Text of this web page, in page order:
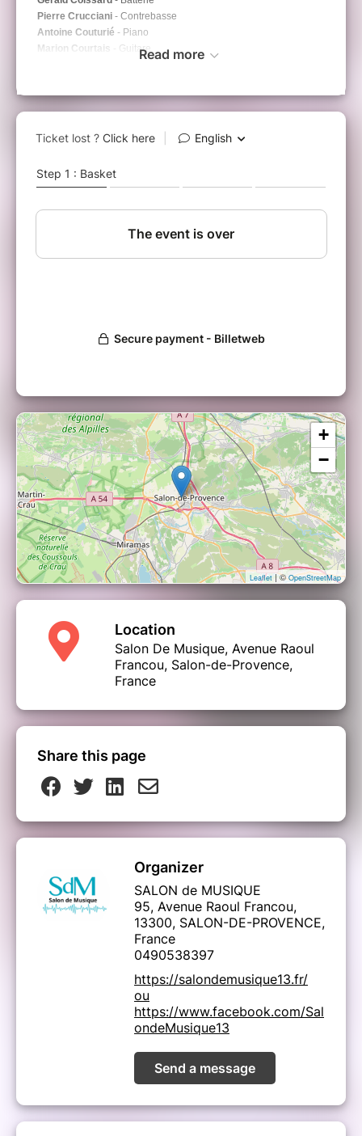
Pierre Crucciani - Contrebasse
Antoine Couturié - Piano
Marion Courtais
- Guitare
Restauration possible dès 19h
musiciens que leur frère Michel a rendus éminemment
célèbre, se sont produits avec ce dernier dans le monde
Les frères Petrucciani nous proposent un hommage à
Wes Montgomery, un guitariste qui les a bercés dès leur
passionner les mélomanes.
Philippe PETRUCCIANI- Guitare
Sébastien GERMAIN- Piano
Pascal AIGNAN- Saxophone ténor
Louis PETRUCCIANI- Contrebasse
Sylvain GHIO- Batterie
Read more
+
−
Leaflet | ©OpenStreetMap
Location
Salon De Musique, Avenue Raoul
Francou, Salon-de-Provence,
France
Share this page
Organizer
SALON de MUSIQUE
95, Avenue Raoul Francou,
13300, SALON-DE-PROVENCE,
France
0490538397
https://salondemusique13.fr/
ou
https://www.facebook.com/Sal
ondeMusique13
Send a message